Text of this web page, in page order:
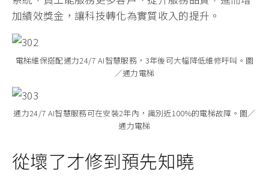
加績效獎金，讓科技轉化為實質收入的提升。
電梯維保搭配通力24/7 AI智慧服務，3年後可大幅降低維修呼叫。圖
／通力電梯
通力24/7 AI智慧服務可在安裝2年內，識別近100%的電梯故障。圖／
通力電梯
從壞了才修到預先知曉